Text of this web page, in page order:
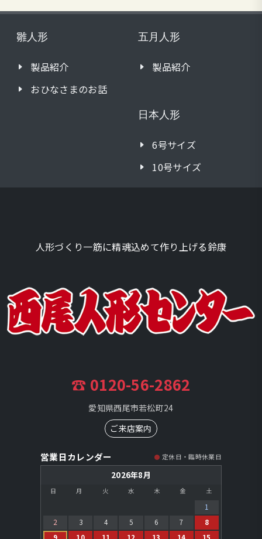
雛人形
製品紹介
おひなさまのお話
五月人形
製品紹介
日本人形
6号サイズ
10号サイズ
人形づくり一筋に精魂込めて作り上げる鈴康
☎ 0120-56-2862
愛知県西尾市若松町24
ご来店案内
営業日カレンダー 定休日・臨時休業日
2026年8月
日 月 火 水 木 金 土
1
2
3 4 5 6 7
8